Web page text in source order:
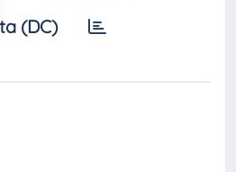
(DC)